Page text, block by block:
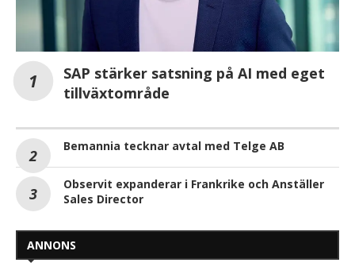
SAP stärker satsning på AI med eget
tillväxtområde
Bemannia tecknar avtal med Telge AB
Observit expanderar i Frankrike och Anställer
Sales Director
ANNONS